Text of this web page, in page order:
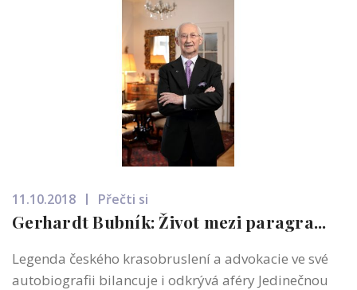
11.10.2018 Přečti si
Gerhardt Bubník: Život mezi paragra...
Legenda českého krasobruslení a advokacie ve své
autobiografii bilancuje i odkrývá aféry Jedinečnou